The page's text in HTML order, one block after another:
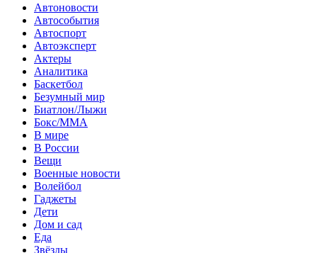
Автоновости
Автособытия
Автоспорт
Автоэксперт
Актеры
Аналитика
Баскетбол
Безумный мир
Биатлон/Лыжи
Бокс/MMA
В мире
В России
Вещи
Военные новости
Волейбол
Гаджеты
Дети
Дом и сад
Еда
Звёзды